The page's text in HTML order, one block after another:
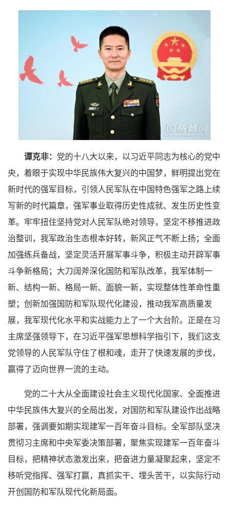
谭克非： 党的十八大以来，以习近平同志为核心的党中
央，着眼于实现中华民族伟大复兴的中国梦，鲜明提出党在
新时代的强军目标，引领人民军队在中国特色强军之路上续
写新的时代篇章，强军事业取得历史性成就、发生历史性变
革。牢牢扭住坚持党对人民军队绝对领导，坚定不移推进政
治整训，我军政治生态根本好转，新风正气不断上扬；全面
加强练兵备战，坚定灵活开展军事斗争，积极主动开辟军事
斗争新格局；大刀阔斧深化国防和军队改革，我军体制一
新、结构一新、格局一新、面貌一新，实现整体性革命性重
塑；创新加强国防和军队现代化建设，推动我军高质量发
展，我军现代化水平和实战能力上了一个大台阶。正是在习
主席坚强领导下，在习近平强军思想科学指引下，我们这支
党领导的人民军队守住了根和魂，走开了快速发展的步伐，
赢得了迈向世界一流的主动。
党的二十大从全面建设社会主义现代化国家、全面推进
中华民族伟大复兴的全局出发，对国防和军队建设作出战略
部署，强调要如期实现建军一百年奋斗目标。全军部队坚决
贯彻习主席和中央军委决策部署，聚焦实现建军一百年奋斗
目标，把精神状态激发出来，把奋进力量凝聚起来，坚定不
移听党指挥、强军打赢，真抓实干、埋头苦干，以实际行动
开创国防和军队现代化新局面。